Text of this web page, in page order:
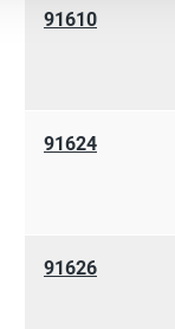
91610
91624
91626